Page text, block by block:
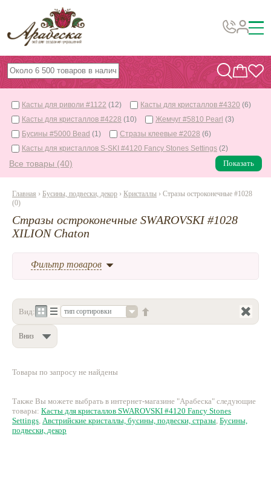
Бусины, подвески, декор
Бисер
Вышивка украшений
Фурнитура
Проволока
Инструменты и материалы
Эпоксидная смола
Шнуры, ленты, нитки
По темам и сезонам
Бисер TOHO
Всё для вышивки
Проволока
Каталог
Новинки!
Фотофорум
О магазине
Касты для риволи #1122 (12) Касты для кристаллов #4320 (6)
Касты для кристаллов #4228 (10) Жемчуг #5810 Pearl (3)
Бусины #5000 Bead (1) Стразы клеевые #2028 (6)
Касты для кристаллов S-SKI #4120 Fancy Stones Settings (2)
Все товары (40) Показать
Главная › Бусины, подвески, декор › Кристаллы › Стразы остроконечные #1028
(0)
Стразы остроконечные SWAROVSKI #1028
XILION Chaton
Фильтр товаров
Вид: тип сортировки
Вниз
Товары по запросу не найдены
Также Вы можете выбрать в интернет-магазине "Арабеска" следующие
товары: Касты для кристаллов SWAROVSKI #4120 Fancy Stones
Settings, Австрийские кристаллы, бусины, подвески, стразы, Бусины,
подвески, декор